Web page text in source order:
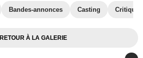
Bandes-annonces Casting
RETOUR À LA GALERIE